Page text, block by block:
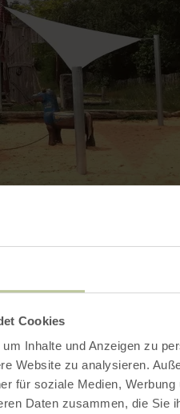
Cookies
Inhalte und Anzeigen zu
Website zu analysieren.
für soziale Medien,
Daten zusammen, die Sie